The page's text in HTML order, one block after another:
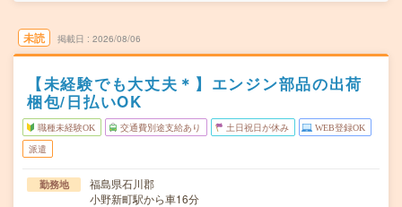
未読 掲載日 2026/08/06
【未経験でも大丈夫＊】エンジン部品の出荷
梱包/日払いOK
職種未経験OK 交通費別途支給あり 土日祝日が休み WEB登録OK
派遣
勤務地
福島県石川郡
小野新町駅から車16分